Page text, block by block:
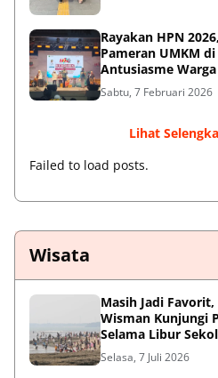
Rayakan HPN
Pameran UMKM
Antusiasme Warga
Sabtu, 7 Februari 2026
Lihat
Failed to load posts.
Wisata
Masih Jadi
Wisman Kunjungi
Selama Libur
Selasa, 7 Juli 2026